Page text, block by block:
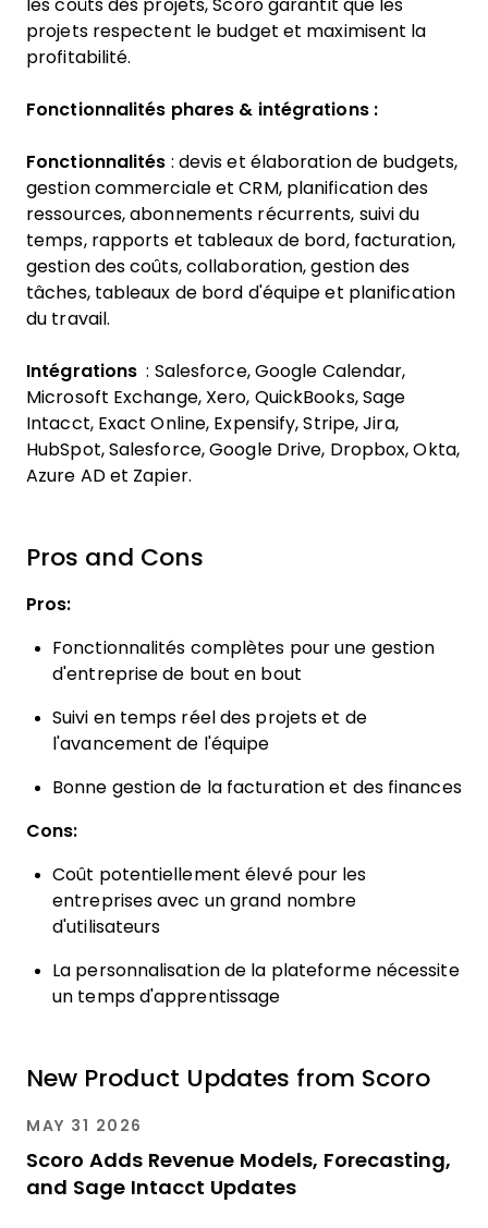
les coûts des projets, Scoro garantit que les
projets respectent le budget et maximisent la
profitabilité.
Fonctionnalités phares & intégrations :
Fonctionnalités : devis et élaboration de budgets,
gestion commerciale et CRM, planification des
ressources, abonnements récurrents, suivi du
temps, rapports et tableaux de bord, facturation,
gestion des coûts, collaboration, gestion des
tâches, tableaux de bord d'équipe et planification
du travail.
Intégrations : Salesforce, Google Calendar,
Microsoft Exchange, Xero, QuickBooks, Sage
Intacct, Exact Online, Expensify, Stripe, Jira,
HubSpot, Salesforce, Google Drive, Dropbox, Okta,
Azure AD et Zapier.
Pros and Cons
Pros:
Fonctionnalités complètes pour une gestion
d'entreprise de bout en bout
Suivi en temps réel des projets et de
l'avancement de l'équipe
Bonne gestion de la facturation et des finances
Cons:
Coût potentiellement élevé pour les
entreprises avec un grand nombre
d'utilisateurs
La personnalisation de la plateforme nécessite
un temps d'apprentissage
New Product Updates from Scoro
MAY 31 2026
Scoro Adds Revenue Models, Forecasting,
and Sage Intacct Updates